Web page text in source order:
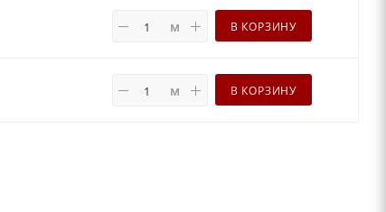
м В КОРЗИНУ
м В КОРЗИНУ